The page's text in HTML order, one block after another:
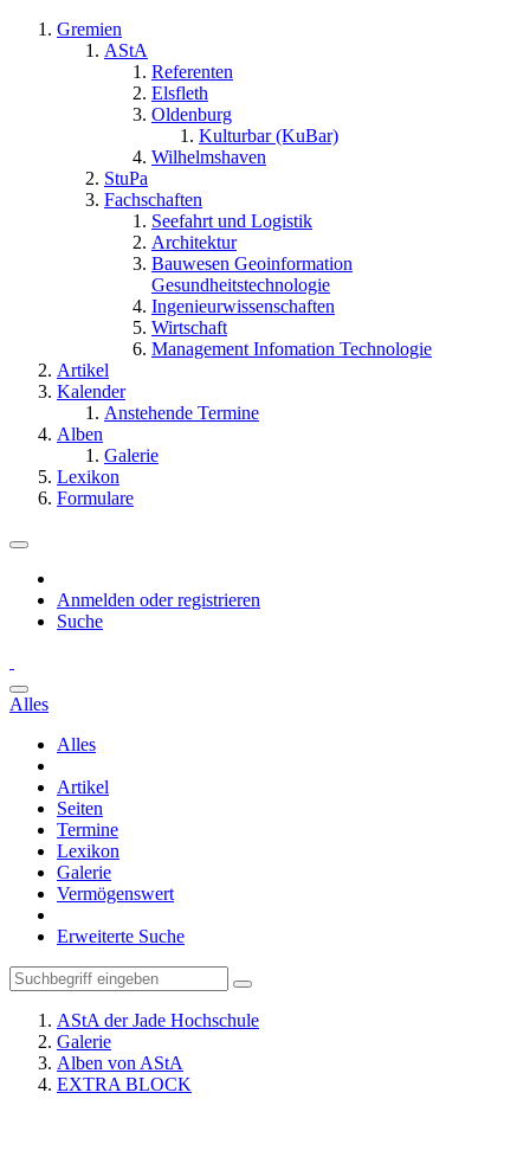
Gremien
AStA
Referenten
Elsfleth
Oldenburg
Kulturbar (KuBar)
Wilhelmshaven
StuPa
Fachschaften
Seefahrt und Logistik
Architektur
Bauwesen Geoinformation
Gesundheitstechnologie
Ingenieurwissenschaften
Wirtschaft
Management Infomation Technologie
Artikel
Kalender
Anstehende Termine
Alben
Galerie
Lexikon
Formulare
Anmelden oder registrieren
Suche
Alles
Alles
Artikel
Seiten
Termine
Lexikon
Galerie
Vermögenswert
Erweiterte Suche
AStA der Jade Hochschule
Galerie
Alben von AStA
EXTRA BLOCK